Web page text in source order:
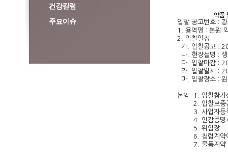
약품 및 진료
입찰 공고번호 :
1. 용역명 : 본원
2. 입찰일정
가. 입찰공고 :
나. 현장설명 :
다. 입찰마감 :
라. 입찰일시 :
마. 입찰장소 :
붙임 1. 입찰참가
2. 입찰보증금
3. 사업자등
4. 인감증명서
5. 위임장
6. 청렴계약이
7. 물품계약